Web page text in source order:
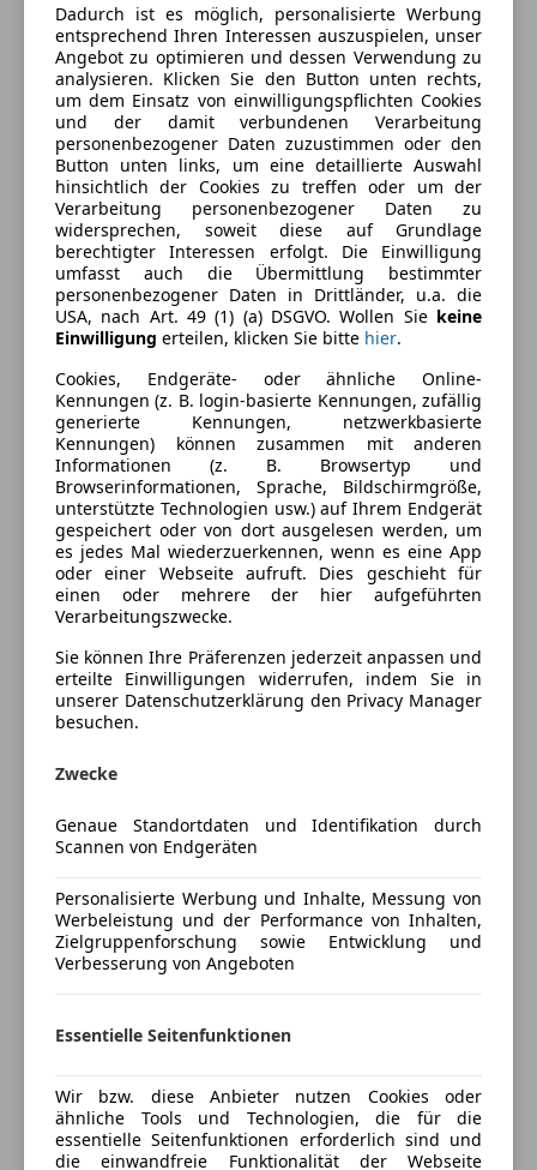
Energieverbrauch
Kraftstoff
Benzin
Kraftstoffverbrauch
10,00l/100 km (komb.)
Ausstattung
Komfort
2-Zonen-Klimaautomatik
Armlehne
Einparkhilfe
Einparkhilfe Rückfahrkamera
Einparkhilfe selbstlenkendes System
Einparkhilfe Sensoren hinten
Einparkhilfe Sensoren vorne
Elektrische Fensterheber
Elektrische Heckklappe
Elektrische Seitenspiegel
Elektrische Sitze
Getönte Scheiben
Head-up display
Klimaanlage
Lederausstattung
Lichtsensor
Lordosenstütze
Navigationssystem
Regensensor
Schlüssellose Zentralverriegelung
Start/Stop-Automatik
Unterhaltung/Media
Mehr anzeigen
Farbe und Innenausstattung
Außenfarbe
Schwarz
Lackierung
Metallic
Farbe der
Innenausstattung
Schwarz
Innenausstattung Vollleder
Fahrzeugbeschreibung
BMW M850i xDrive – Sportlich & gepflegt – Top
xDrive, ein echtes Highlight auf der Straße.
Das Fahrzeug kombiniert pure Power mit luxuriöser
• Modell: BMW M850i xDrive
• Leistung: V8 Biturbo
• Zustand: sehr gut, regelmäßig gewartet
• Allradantrieb xDrive
• Winter- und Sommerfelgen + Reifen
Mehr anzeigen
Dadurch ist es möglich, personalisierte Werbung
entsprechend Ihren Interessen auszuspielen, unser
Angebot zu optimieren und dessen Verwendung zu
analysieren. Klicken Sie den Button unten rechts,
um dem Einsatz von einwilligungspflichten Cookies
und der damit verbundenen Verarbeitung
personenbezogener Daten zuzustimmen oder den
Button unten links, um eine detaillierte Auswahl
hinsichtlich der Cookies zu treffen oder um der
Verarbeitung personenbezogener Daten zu
widersprechen, soweit diese auf Grundlage
berechtigter Interessen erfolgt. Die Einwilligung
umfasst auch die Übermittlung bestimmter
personenbezogener Daten in Drittländer, u.a. die
USA, nach Art. 49 (1) (a) DSGVO. Wollen Sie keine
Einwilligung erteilen, klicken Sie bitte hier.
Cookies, Endgeräte- oder ähnliche Online-
Kennungen (z. B. login-basierte Kennungen, zufällig
generierte Kennungen, netzwerkbasierte
Kennungen) können zusammen mit anderen
Informationen (z. B. Browsertyp und
Browserinformationen, Sprache, Bildschirmgröße,
unterstützte Technologien usw.) auf Ihrem Endgerät
gespeichert oder von dort ausgelesen werden, um
es jedes Mal wiederzuerkennen, wenn es eine App
oder einer Webseite aufruft. Dies geschieht für
einen oder mehrere der hier aufgeführten
Verarbeitungszwecke.
Sie können Ihre Präferenzen jederzeit anpassen und
erteilte Einwilligungen widerrufen, indem Sie in
unserer Datenschutzerklärung den Privacy Manager
besuchen.
Zwecke
Genaue Standortdaten und Identifikation durch
Scannen von Endgeräten
Personalisierte Werbung und Inhalte, Messung von
Werbeleistung und der Performance von Inhalten,
Zielgruppenforschung sowie Entwicklung und
Verbesserung von Angeboten
Essentielle Seitenfunktionen
Wir bzw. diese Anbieter nutzen Cookies oder
ähnliche Tools und Technologien, die für die
essentielle Seitenfunktionen erforderlich sind und
die einwandfreie Funktionalität der Webseite